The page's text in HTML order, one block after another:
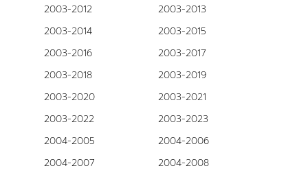
2003-2012
2003-2013
2003-2014
2003-2015
2003-2016
2003-2017
2003-2018
2003-2019
2003-2020
2003-2021
2003-2022
2003-2023
2004-2005
2004-2006
2004-2007
2004-2008